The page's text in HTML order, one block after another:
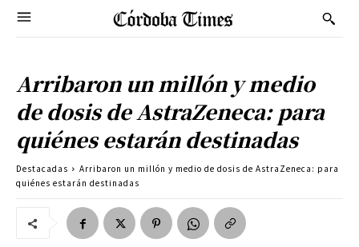
Arribaron un millón y medio
de dosis de AstraZeneca: para
quiénes estarán destinadas
Destacadas
Arribaron un millón y medio de dosis de AstraZeneca: para
quiénes estarán destinadas